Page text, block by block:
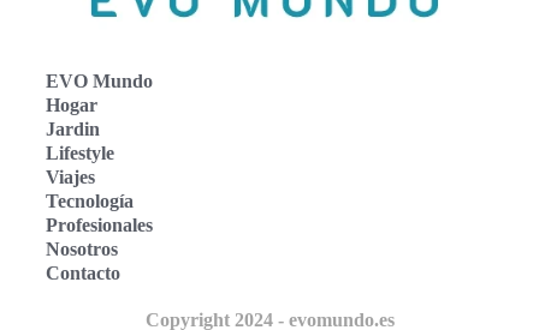
EVO Mundo
Hogar
Jardin
Lifestyle
Viajes
Tecnología
Profesionales
Nosotros
Contacto
Copyright 2024 - evomundo.es